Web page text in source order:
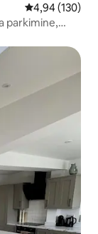
Keskmine
4,94 (130)
parkimine,